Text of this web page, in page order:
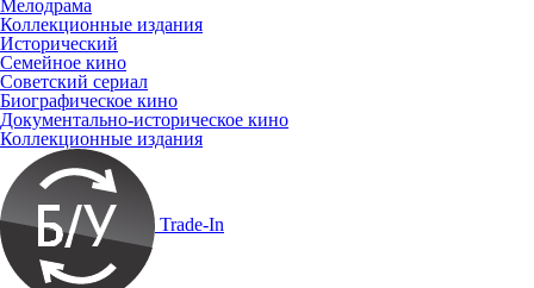
Мелодрама
Коллекционные издания
Исторический
Семейное кино
Советский сериал
Биографическое кино
Документально-историческое кино
Коллекционные издания
Trade-In